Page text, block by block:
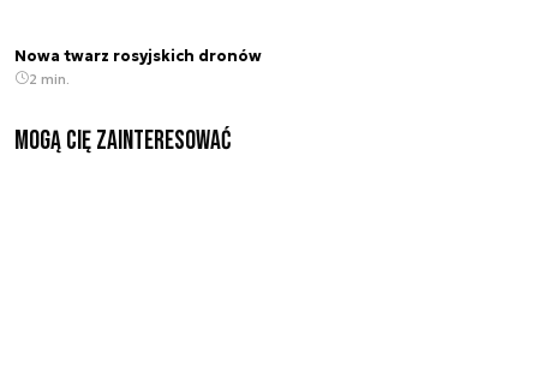
Nowa twarz rosyjskich dronów
2 min.
Mogą Cię zainteresować